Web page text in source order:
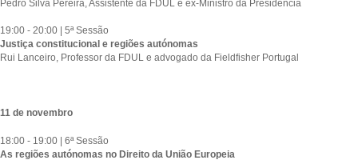
Pedro Silva Pereira, Assistente da FDUL e ex-Ministro da Presidência
19:00 - 20:00 | 5ª Sessão
Justiça constitucional e regiões autónomas
Rui Lanceiro, Professor da FDUL e advogado da Fieldfisher Portugal
11 de novembro
18:00 - 19:00 | 6ª Sessão
As regiões autónomas no Direito da União Europeia